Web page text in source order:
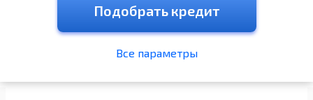
Подобрать кредит
Все параметры